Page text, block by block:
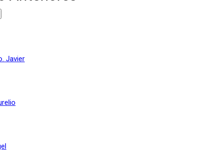
Javier